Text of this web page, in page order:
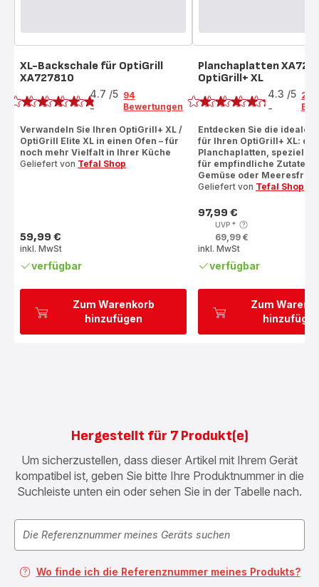
Zum Warenkorb
hinzufügen
XL-Backschale für OptiGrill
XA727810
Bewertung
4.7 /5
-
94
Bewertungen
Verwandeln Sie Ihren OptiGrill+ XL /
OptiGrill Elite XL in einen Ofen – für
noch mehr Vielfalt in Ihrer Küche
Geliefert von Tefal Shop
Preis
59,99 €
inkl. MwSt
verfügbar
Zum
Planchaplatten
OptiGrill+ XL
Bewertung
4.3 /5
-
20
Entdecken Sie die ideale
für Ihren OptiGrill+ XL: die
Planchaplatten, speziell
für empfindliche Zutaten
Gemüse oder
Geliefert von Tefal Shop
Preis
97,99 €
UVP*
69,99 €
inkl. MwSt
verfügbar
Hergestellt für 7 Produkt(e)
Um sicherzustellen, dass dieser Artikel mit Ihrem Gerät
kompatibel ist, geben Sie bitte Ihre Produktnummer in die
Suchleiste unten ein oder sehen Sie in der Tabelle nach.
Wo finde ich die Referenznummer meines Produkts?